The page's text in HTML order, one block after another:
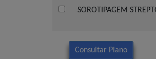
SOROTIPAGEM